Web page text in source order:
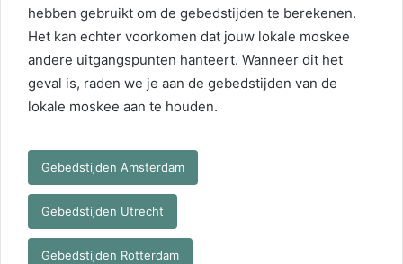
hebben gebruikt om de gebedstijden te berekenen.
Het kan echter voorkomen dat jouw lokale moskee
andere uitgangspunten hanteert. Wanneer dit het
geval is, raden we je aan de gebedstijden van de
lokale moskee aan te houden.
Gebedstijden Amsterdam
Gebedstijden Utrecht
Gebedstijden Rotterdam